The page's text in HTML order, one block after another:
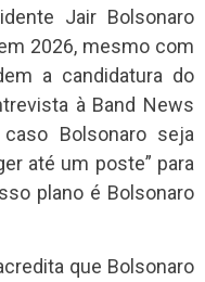
Jair Bolsonaro
2026, mesmo com
a candidatura do
à Band News
Bolsonaro seja
até um poste” para
plano é Bolsonaro
que Bolsonaro